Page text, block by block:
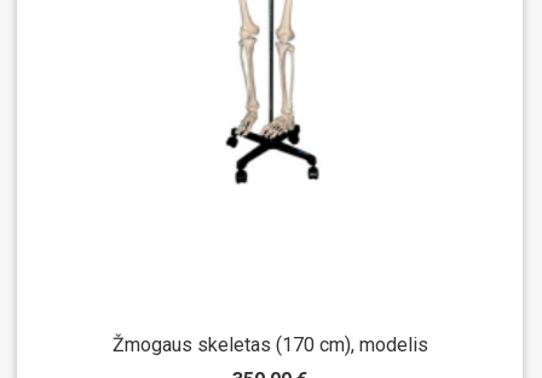
Žmogaus skeletas (170 cm), modelis